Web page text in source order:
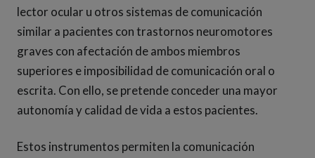
lector ocular u otros sistemas de comunicación
similar a pacientes con trastornos neuromotores
graves con afectación de ambos miembros
superiores e imposibilidad de comunicación oral o
escrita. Con ello, se pretende conceder una mayor
autonomía y calidad de vida a estos pacientes.
Estos instrumentos permiten la comunicación